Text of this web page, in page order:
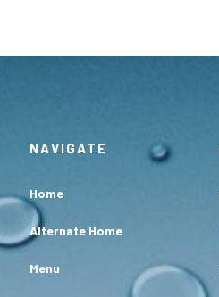
NAVIGATE
Home
Alternate Home
Menu